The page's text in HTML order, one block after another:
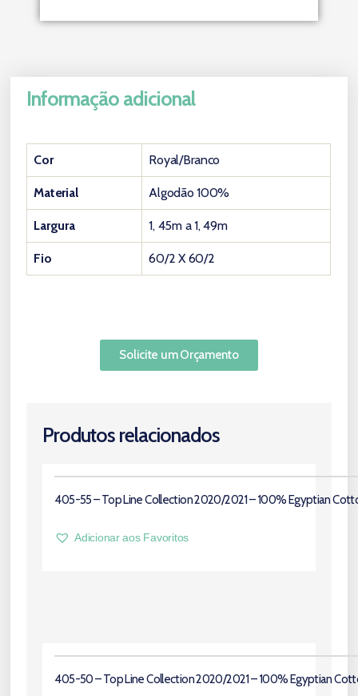
Informação adicional
Cor Royal/Branco
Material Algodão 100%
Largura 1, 45m a 1, 49m
Fio 60/2 X 60/2
Solicite um Orçamento
Produtos relacionados
405-55 – Top Line Collection 2020/2021 – 100% Egyptian
Adicionar aos Favoritos
405-50 – Top Line Collection 2020/2021 – 100% Egyptian